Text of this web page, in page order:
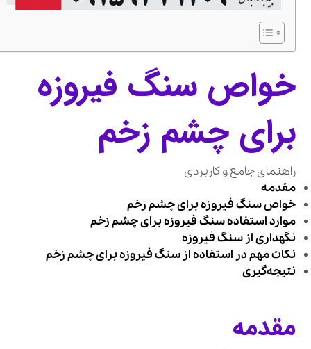
خواص سنگ فیروزه
برای چشم زخم
راهنمای جامع و کاربردی
مقدمه
خواص سنگ فیروزه برای چشم زخم
موارد استفاده سنگ فیروزه برای چشم زخم
نگهداری از سنگ فیروزه
نکات مهم در استفاده از سنگ فیروزه برای چشم زخم
نتیجه‌گیری
مقدمه